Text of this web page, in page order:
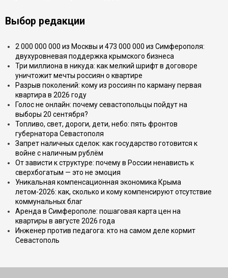
Выбор редакции
2 000 000 000 из Москвы и 473 000 000 из Симферополя:
двухуровневая поддержка крымского бизнеса
Три миллиона в никуда: как мелкий шрифт в договоре
уничтожит мечты россиян о квартире
Разрыв поколений: кому из россиян по карману первая
квартира в 2026 году
Голос не онлайн: почему севастопольцы пойдут на
выборы 20 сентября?
Топливо, свет, дороги, дети, небо: пять фронтов
губернатора Севастополя
Запрет наличных сделок: как государство готовится к
войне с наличным рублём
От зависти к структуре: почему в России ненависть к
сверхбогатым — это не эмоция
Уникальная компенсационная экономика Крыма
летом-2026: как, сколько и кому компенсируют отсутствие
коммунальных благ
Аренда в Симферополе: пошаговая карта цен на
квартиры в августе 2026 года
Инженер против педагога: кто на самом деле кормит
Севастополь